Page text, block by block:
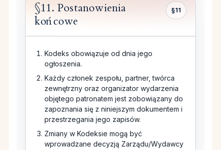
§11. Postanowienia
końcowe
§11
Kodeks obowiązuje od dnia jego
ogłoszenia.
Każdy członek zespołu, partner, twórca
zewnętrzny oraz organizator wydarzenia
objętego patronatem jest zobowiązany do
zapoznania się z niniejszym dokumentem i
przestrzegania jego zapisów.
Zmiany w Kodeksie mogą być
wprowadzane decyzją Zarządu/Wydawcy